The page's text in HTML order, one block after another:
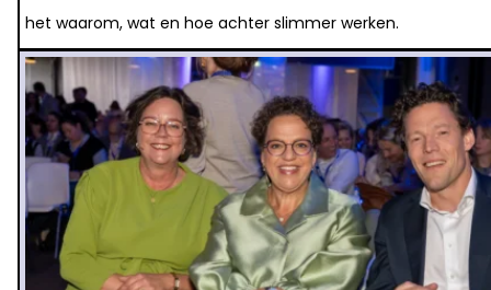
het waarom, wat en hoe achter slimmer werken.